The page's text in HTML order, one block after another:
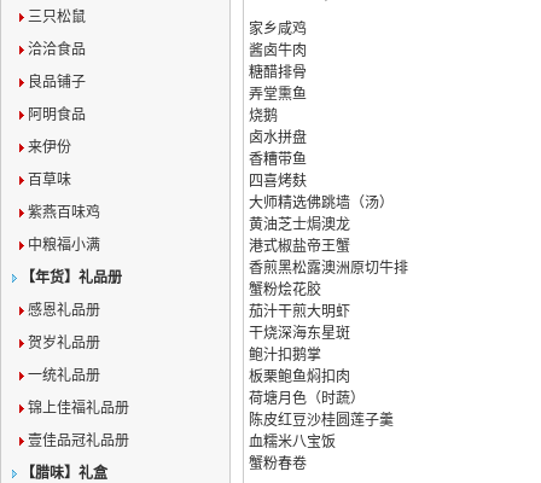
三只松鼠
洽洽食品
良品铺子
阿明食品
来伊份
百草味
紫燕百味鸡
中粮福小满
【年货】礼品册
感恩礼品册
贺岁礼品册
一统礼品册
锦上佳福礼品册
壹佳品冠礼品册
【腊味】礼盒
家乡咸鸡
酱卤牛肉
糖醋排骨
弄堂熏鱼
烧鹅
卤水拼盘
香糟带鱼
四喜烤麸
大师精选佛跳墙（汤）
黄油芝士焗澳龙
港式椒盐帝王蟹
香煎黑松露澳洲原切牛排
蟹粉烩花胶
茄汁干煎大明虾
干烧深海东星斑
鲍汁扣鹅掌
板栗鲍鱼焖扣肉
荷塘月色（时蔬）
陈皮红豆沙桂圆莲子羹
血糯米八宝饭
蟹粉春卷